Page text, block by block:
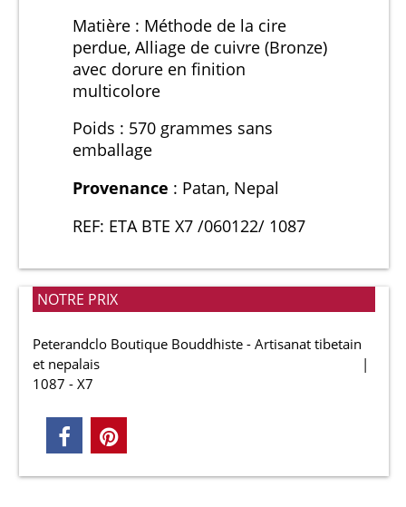
Matière : Méthode de la cire
perdue, Alliage de cuivre (Bronze)
avec dorure en finition
multicolore
Poids : 570 grammes sans
emballage
Provenance : Patan, Nepal
REF: ETA BTE X7 /060122/ 1087
NOTRE PRIX
Peterandclo Boutique Bouddhiste - Artisanat tibetain
et nepalais
1087 - X7